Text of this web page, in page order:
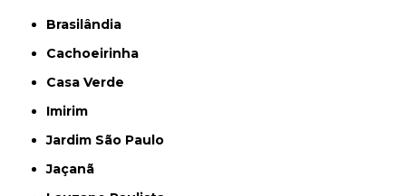
Brasilândia
Cachoeirinha
Casa Verde
Imirim
Jardim São Paulo
Jaçanã